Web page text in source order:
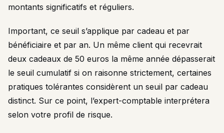
montants significatifs et réguliers.
Important, ce seuil s’applique par cadeau et par
bénéficiaire et par an. Un même client qui recevrait
deux cadeaux de 50 euros la même année dépasserait
le seuil cumulatif si on raisonne strictement, certaines
pratiques tolérantes considèrent un seuil par cadeau
distinct. Sur ce point, l’expert-comptable interprétera
selon votre profil de risque.